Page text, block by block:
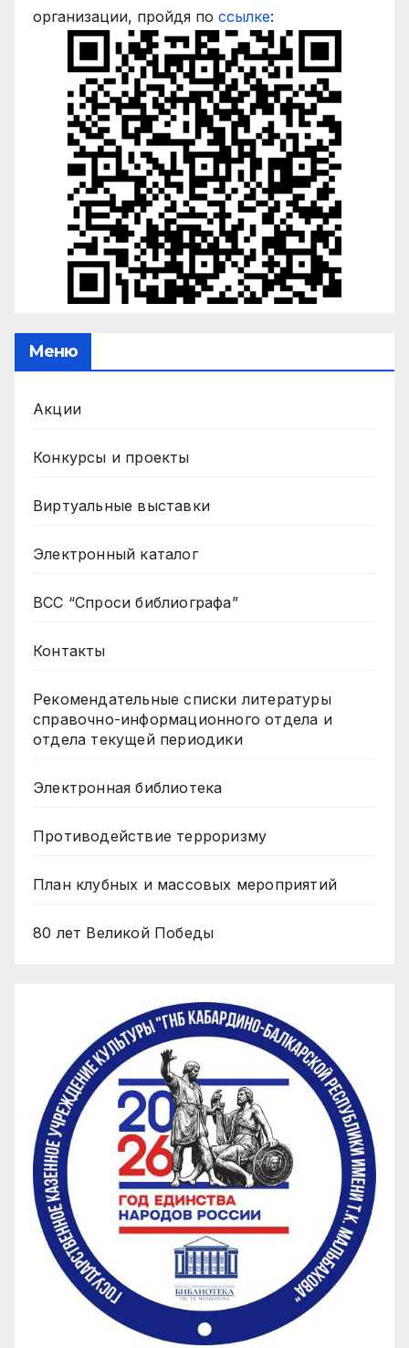
организации, пройдя по ссылке:
Меню
Акции
Конкурсы и проекты
Виртуальные выставки
Электронный каталог
ВСС “Спроси библиографа”
Контакты
Рекомендательные списки литературы
справочно-информационного отдела и
отдела текущей периодики
Электронная библиотека
Противодействие терроризму
План клубных и массовых мероприятий
80 лет Великой Победы